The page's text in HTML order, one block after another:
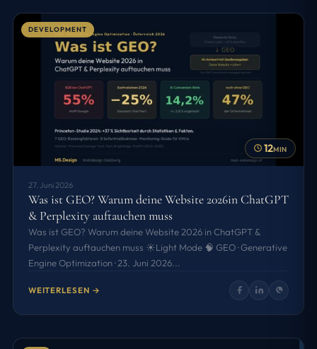
DEVELOPMENT
12MIN
27. Juni 2026
Was ist GEO? Warum deine Website 2026in ChatGPT
& Perplexity auftauchen muss
Was ist GEO? Warum deine Website 2026 in ChatGPT &
Perplexity auftauchen muss ☀️Light Mode 🧠 GEO · Generative
Engine Optimization · 23. Juni 2026...
WEITERLESEN →